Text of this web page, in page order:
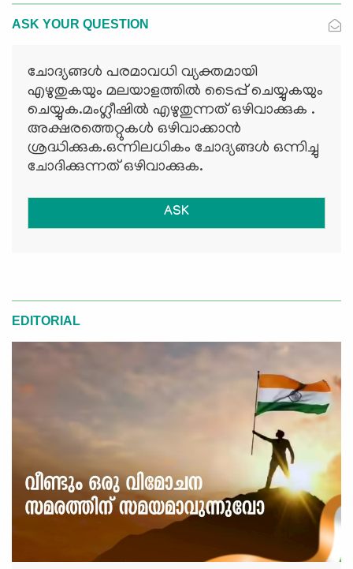
ASK YOUR QUESTION
ചോദ്യങ്ങള്‍ പരമാവധി വ്യക്തമായി
എഴുതുകയും മലയാളത്തില്‍ ടൈപ്പ് ചെയ്യുകയും
ചെയ്യുക.മംഗ്ലീഷില്‍ എഴുതുന്നത് ഒഴിവാക്കുക .
അക്ഷരത്തെറ്റുകള്‍ ഒഴിവാക്കാന്‍
ശ്രദ്ധിക്കുക.ഒന്നിലധികം ചോദ്യങ്ങള്‍ ഒന്നിച്ചു
ചോദിക്കുന്നത് ഒഴിവാക്കുക.
ASK
EDITORIAL